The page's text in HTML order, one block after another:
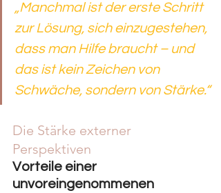
„Manchmal ist der erste Schritt
zur Lösung, sich einzugestehen,
dass man Hilfe braucht – und
das ist kein Zeichen von
Schwäche, sondern von Stärke.“
Die Stärke externer
Perspektiven
Vorteile einer
unvoreingenommenen